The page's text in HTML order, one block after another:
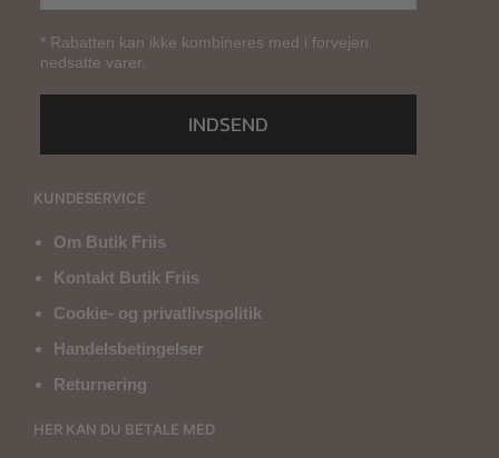
* Rabatten kan ikke kombineres med i forvejen
nedsatte varer.
INDSEND
KUNDESERVICE
Om Butik Friis
Kontakt Butik Friis
Cookie- og privatlivspolitik
Handelsbetingelser
Returnering
HER KAN DU BETALE MED